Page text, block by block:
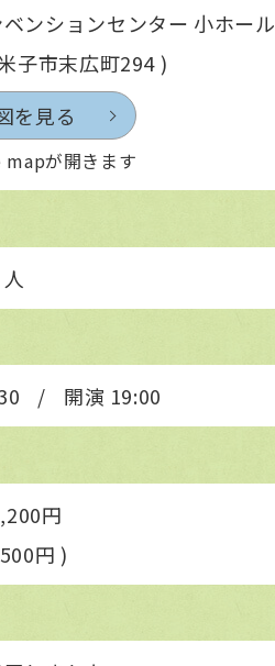
ンションセンター 小ホール
子市末広町294 )
を見る
が開きます
/ 開演 19:00
円
円 )